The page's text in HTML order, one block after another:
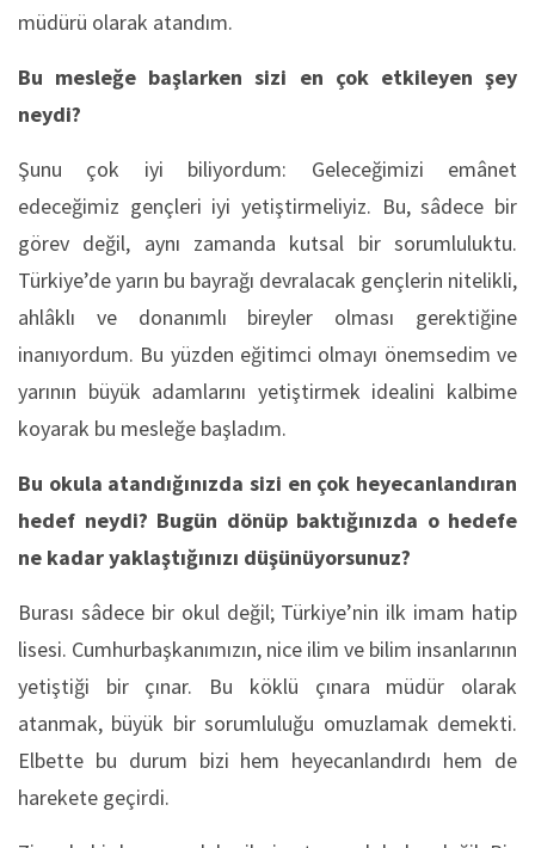
müdürü olarak atandım.
Bu mesleğe başlarken sizi en çok etkileyen şey
neydi?
Şunu çok iyi biliyordum: Geleceğimizi emânet
edeceğimiz gençleri iyi yetiştirmeliyiz. Bu, sâdece bir
görev değil, aynı zamanda kutsal bir sorumluluktu.
Türkiye’de yarın bu bayrağı devralacak gençlerin nitelikli,
ahlâklı ve donanımlı bireyler olması gerektiğine
inanıyordum. Bu yüzden eğitimci olmayı önemsedim ve
yarının büyük adamlarını yetiştirmek idealini kalbime
koyarak bu mesleğe başladım.
Bu okula atandığınızda sizi en çok heyecanlandıran
hedef neydi? Bugün dönüp baktığınızda o hedefe
ne kadar yaklaştığınızı düşünüyorsunuz?
Burası sâdece bir okul değil; Türkiye’nin ilk imam hatip
lisesi. Cumhurbaşkanımızın, nice ilim ve bilim insanlarının
yetiştiği bir çınar. Bu köklü çınara müdür olarak
atanmak, büyük bir sorumluluğu omuzlamak demekti.
Elbette bu durum bizi hem heyecanlandırdı hem de
harekete geçirdi.